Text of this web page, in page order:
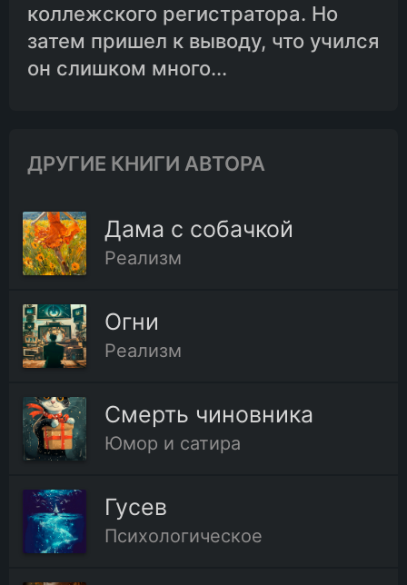
коллежского регистратора. Но
затем пришел к выводу, что учился
он слишком много...
ДРУГИЕ КНИГИ АВТОРА
Дама с собачкой
Реализм
Огни
Реализм
Смерть чиновника
Юмор и сатира
Гусев
Психологическое